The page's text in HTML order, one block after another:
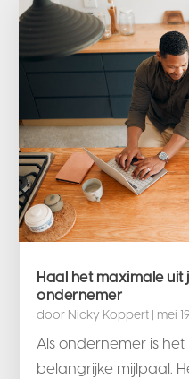
Haal het maximale uit
ondernemer
door Nicky Koppert | mei
Als ondernemer is
belangrijke mijlpaal.